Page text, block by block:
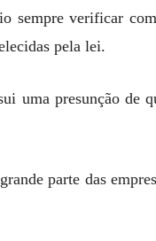
sempre verificar
pela lei.
uma presunção de
parte das